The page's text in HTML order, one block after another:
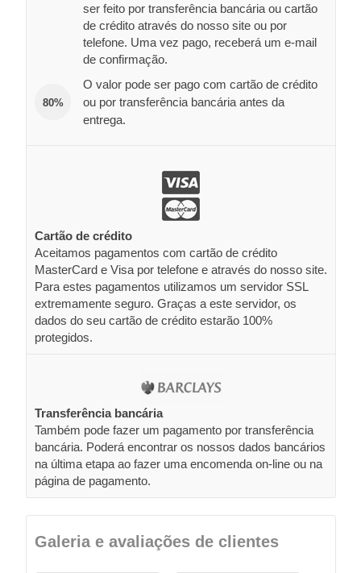
ser feito por transferência bancária ou cartão
de crédito através do nosso site ou por
telefone. Uma vez pago, receberá um e-mail
de confirmação.
80%
O valor pode ser pago com cartão de crédito
ou por transferência bancária antes da
entrega.
Cartão de crédito
Aceitamos pagamentos com cartão de crédito
MasterCard e Visa por telefone e através do nosso site.
Para estes pagamentos utilizamos um servidor SSL
extremamente seguro. Graças a este servidor, os
dados do seu cartão de crédito estarão 100%
protegidos.
Transferência bancária
Também pode fazer um pagamento por transferência
bancária. Poderá encontrar os nossos dados bancários
na última etapa ao fazer uma encomenda on-line ou na
página de pagamento.
Galeria e avaliações de clientes